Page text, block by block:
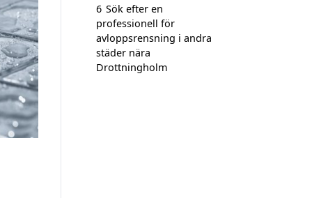
6 Sök efter en
professionell för
avloppsrensning i andra
städer nära
Drottningholm